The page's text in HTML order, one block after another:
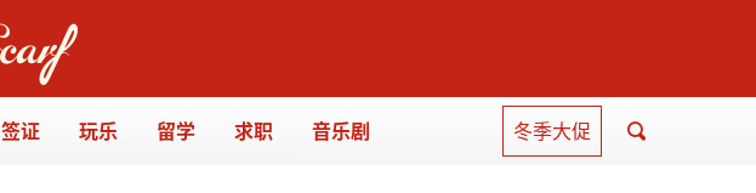
签证 玩乐 留学 求职 音乐剧 冬季大促